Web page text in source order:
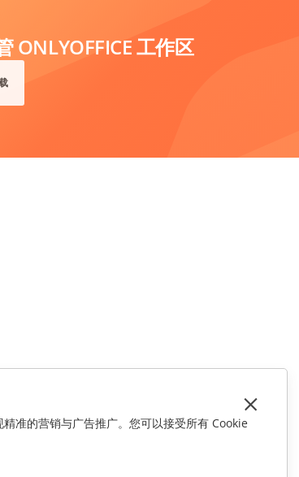
ONLYOFFICE 工作区
准的营销与广告推广。您可以接受所有 Cookie